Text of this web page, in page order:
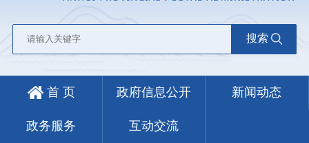
搜索
首 页 政府信息公开 新闻动态
政务服务 互动交流